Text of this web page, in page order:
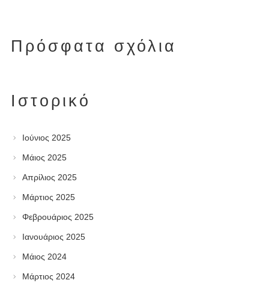
Πρόσφατα σχόλια
Ιστορικό
Ιούνιος 2025
Μάιος 2025
Απρίλιος 2025
Μάρτιος 2025
Φεβρουάριος 2025
Ιανουάριος 2025
Μάιος 2024
Μάρτιος 2024